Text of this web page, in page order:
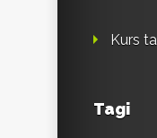
Kurs
Tagi